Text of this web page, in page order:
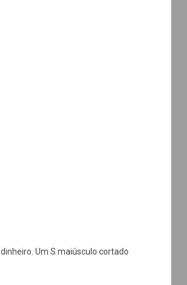
Um S maiúsculo cortado